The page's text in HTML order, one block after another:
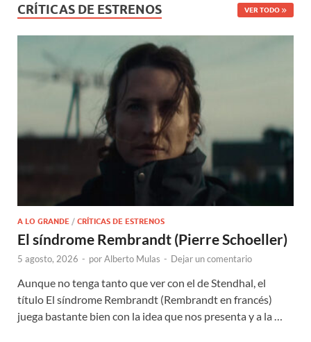
CRÍTICAS DE ESTRENOS VER TODO
A LO GRANDE / CRÍTICAS DE ESTRENOS
El síndrome Rembrandt (Pierre Schoeller)
5 agosto, 2026 - porAlberto Mulas - Dejar un comentario
Aunque no tenga tanto que ver con el de Stendhal, el
título El síndrome Rembrandt (Rembrandt en francés)
juega bastante bien con la idea que nos presenta y a la …